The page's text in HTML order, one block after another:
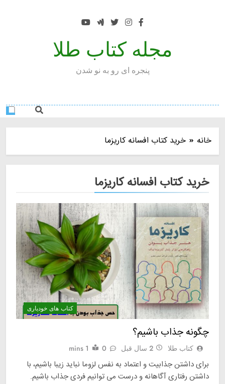
مجله کتاب طلا
پنجره ای رو به نو شدن
خانه خرید کتاب افسانه کاریزما
خرید کتاب افسانه کاریزما
کتاب های خودیاری
چگونه جذاب باشیم؟
کتاب طلا 2 سال قبل 0
1 mins
برای داشتن جذابیت و اعتماد به نفس لزوما نباید زیبا باشیم، با
داشتن رفتاری آگاهانه و درست می توانیم فردی جذاب باشیم.